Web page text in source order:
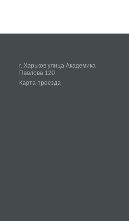
г. Харьков улица Академика
Павлова 120
Карта проезда